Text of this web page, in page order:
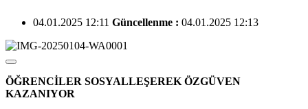
04.01.2025 12:11 Güncellenme : 04.01.2025 12:13
ÖĞRENCİLER SOSYALLEŞEREK ÖZGÜVEN
KAZANIYOR